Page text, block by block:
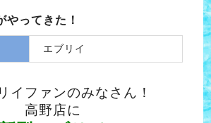
やってきた！
エブリイ
イファンのみなさん！
高野店に